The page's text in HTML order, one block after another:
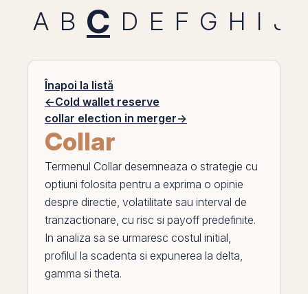
A B C D E F G H I J
Înapoi la listă
←Cold wallet reserve
collar election in merger→
Collar
Termenul Collar desemneaza o strategie cu
optiuni folosita pentru a exprima o opinie
despre directie, volatilitate sau interval de
tranzactionare, cu risc si payoff predefinite.
In analiza sa se urmaresc costul initial,
profilul la scadenta si expunerea la delta,
gamma si theta.